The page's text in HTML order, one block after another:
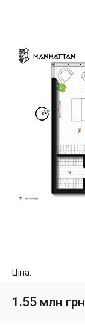
Ціна:
1.55 млн грн